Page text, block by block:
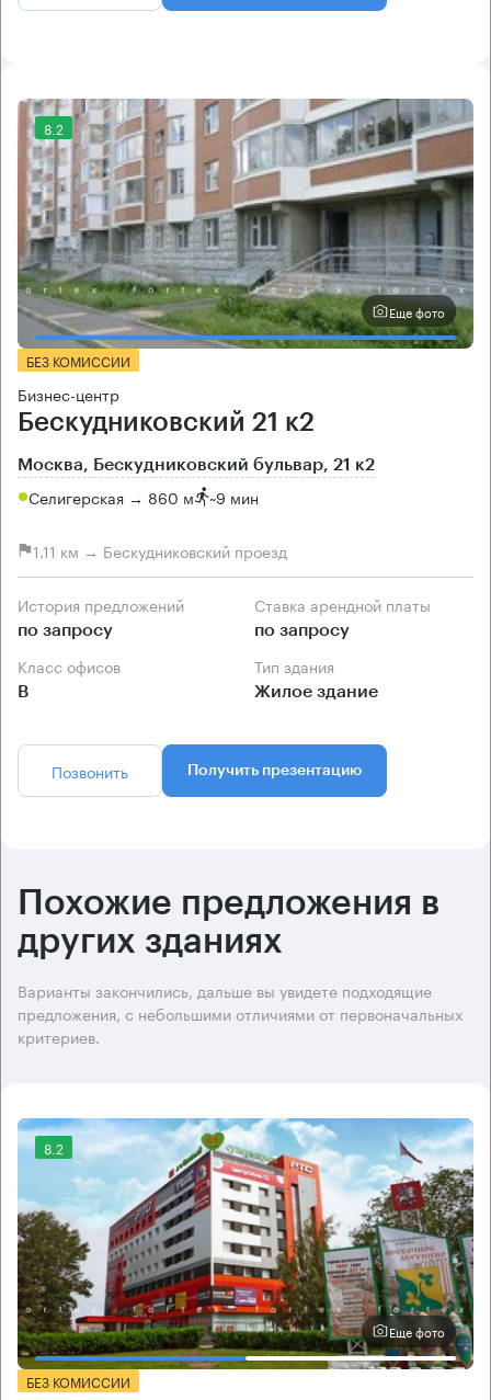
8.2
Еще фото
БЕЗ КОМИССИИ
Бизнес-центр
Бескудниковский 21 к2
Москва, Бескудниковский бульвар, 21 к2
Селигерская → 860 м ~9 мин
1.11 км → Бескудниковский проезд
История предложений
по запросу
Ставка арендной платы
по запросу
Класс офисов
B
Тип здания
Жилое здание
Позвонить Получить презентацию
Похожие предложения в
других зданиях
Варианты закончились, дальше вы увидете подходящие
предложения, с небольшими отличиями от первоначальных
критериев.
8.2
Еще фото
БЕЗ КОМИССИИ